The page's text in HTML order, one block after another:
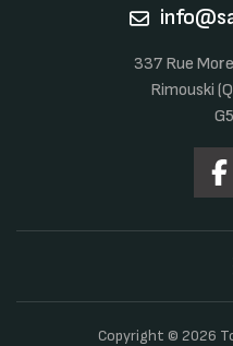
337 Rue
Rimouski
Copyright © 2026